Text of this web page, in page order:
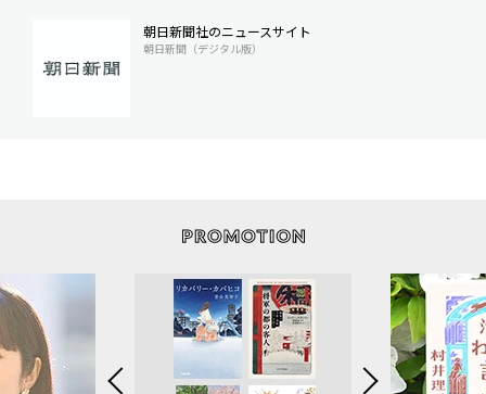
朝日新聞社のニュースサイト
朝日新聞（デジタル版）